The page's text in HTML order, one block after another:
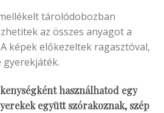
tárolódobozban
az összes anyagot a
képek előkezeltek ragasztóval,
gyerekjáték.
használhatod egy
együtt szórakoznak, szép